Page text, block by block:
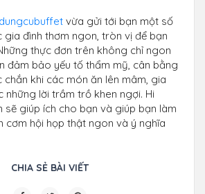
vừa gửi tới bạn một số
gia đình thơm ngon, tròn vị để bạn
thực đơn trên không chỉ ngon
đảm bảo yếu tố thẩm mỹ, cân bằng
chắn khi các món ăn lên mâm, gia
những lời trầm trồ khen ngợi. Hi
sẽ giúp ích cho bạn và giúp bạn làm
cơm hội họp thật ngon và ý nghĩa
CHIA SẺ BÀI VIẾT